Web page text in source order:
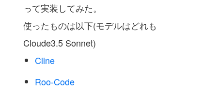
って実装してみた。
使ったものは以下(モデルはどれも
Cloude3.5 Sonnet)
Cline
Roo-Code